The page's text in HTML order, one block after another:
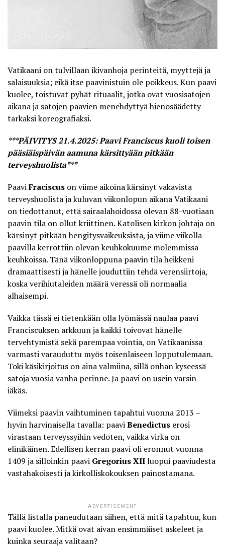
Vatikaani on tulvillaan ikivanhoja perinteitä, myyttejä ja
salaisuuksia; eikä itse paavinistuin ole poikkeus. Kun paavi
kuolee, toistuvat pyhät rituaalit, jotka ovat vuosisatojen
aikana ja satojen paavien menehdyttyä hienosäädetty
tarkaksi koreografiaksi.
***PÄIVITYS 21.4.2025: Paavi Franciscus kuoli toisen
pääsiäispäivän aamuna kärsittyään pitkään
terveyshuolista***
PaaviFraciscus on viime aikoina kärsinyt vakavista
terveyshuolista ja kuluvan viikonlopun aikana Vatikaani
on tiedottanut, että sairaalahoidossa olevan 88-vuotiaan
paavin tila on ollut kriittinen. Katolisen kirkon johtaja on
kärsinyt pitkään hengitysvaikeuksista, ja viime viikolla
paavilla kerrottiin olevan keuhkokuume molemmissa
keuhkoissa. Tänä viikonloppuna paavin tila heikkeni
dramaattisesti ja hänelle jouduttiin tehdä verensiirtoja,
koska verihiutaleiden määrä veressä oli normaalia
alhaisempi.
Vaikka tässä ei tietenkään olla lyömässä naulaa paavi
Franciscuksen arkkuun ja kaikki toivovat hänelle
tervehtymistä sekä parempaa vointia, on Vatikaanissa
varmasti varauduttu myös toisenlaiseen lopputulemaan.
Toki käsikirjoitus on aina valmiina, sillä onhan kyseessä
satoja vuosia vanha perinne. Ja paavi on usein varsin
iäkäs.
Viimeksi paavin vaihtuminen tapahtui vuonna 2013 –
hyvin harvinaisella tavalla: paaviBenedictus erosi
virastaan terveyssyihin vedoten, vaikka virka on
elinikäinen. Edellisen kerran paavi oli eronnut vuonna
1409 ja silloinkin paavi Gregorius XIIluopui paaviudesta
vastahakoisesti ja kirkolliskokouksen painostamana.
ADVERTISEMENT
Tällä listalla paneudutaan siihen, että mitä tapahtuu, kun
paavi kuolee. Mitkä ovat aivan ensimmäiset askeleet ja
kuinka seuraaja valitaan?